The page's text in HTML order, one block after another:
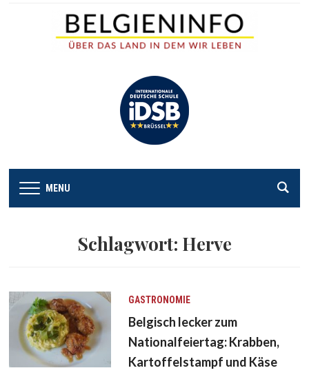
MENU
Schlagwort: Herve
GASTRONOMIE
Belgisch lecker zum
Nationalfeiertag: Krabben,
Kartoffelstampf und Käse